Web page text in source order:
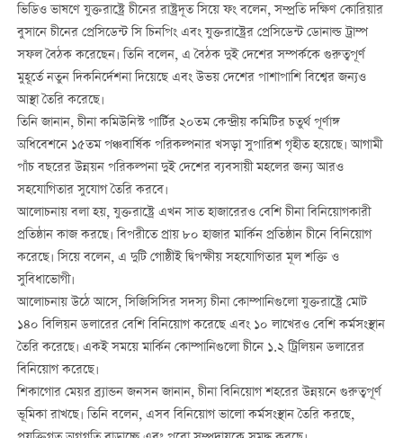
ভিডিও ভাষণে যুক্তরাষ্ট্রে চীনের রাষ্ট্রদূত সিয়ে ফং বলেন, সম্প্রতি দক্ষিণ কোরিয়ার
বুসানে চীনের প্রেসিডেন্ট সি চিনপিং এবং যুক্তরাষ্ট্রের প্রেসিডেন্ট ডোনাল্ড ট্রাম্প
সফল বৈঠক করেছেন। তিনি বলেন, এ বৈঠক দুই দেশের সম্পর্ককে গুরুত্বপূর্ণ
মুহূর্তে নতুন দিকনির্দেশনা দিয়েছে এবং উভয় দেশের পাশাপাশি বিশ্বের জন্যও
আস্থা তৈরি করেছে।
তিনি জানান, চীনা কমিউনিস্ট পার্টির ২০তম কেন্দ্রীয় কমিটির চতুর্থ পূর্ণাঙ্গ
অধিবেশনে ১৫তম পঞ্চবার্ষিক পরিকল্পনার খসড়া সুপারিশ গৃহীত হয়েছে। আগামী
পাঁচ বছরের উন্নয়ন পরিকল্পনা দুই দেশের ব্যবসায়ী মহলের জন্য আরও
সহযোগিতার সুযোগ তৈরি করবে।
আলোচনায় বলা হয়, যুক্তরাষ্ট্রে এখন সাত হাজারেরও বেশি চীনা বিনিয়োগকারী
প্রতিষ্ঠান কাজ করছে। বিপরীতে প্রায় ৮০ হাজার মার্কিন প্রতিষ্ঠান চীনে বিনিয়োগ
করেছে। সিয়ে বলেন, এ দুটি গোষ্ঠীই দ্বিপক্ষীয় সহযোগিতার মূল শক্তি ও
সুবিধাভোগী।
আলোচনায় উঠে আসে, সিজিসিসির সদস্য চীনা কোম্পানিগুলো যুক্তরাষ্ট্রে মোট
১৪০ বিলিয়ন ডলারের বেশি বিনিয়োগ করেছে এবং ১০ লাখেরও বেশি কর্মসংস্থান
তৈরি করেছে। একই সময়ে মার্কিন কোম্পানিগুলো চীনে ১.২ ট্রিলিয়ন ডলারের
বিনিয়োগ করেছে।
শিকাগোর মেয়র ব্র্যান্ডন জনসন জানান, চীনা বিনিয়োগ শহরের উন্নয়নে গুরুত্বপূর্ণ
ভূমিকা রাখছে। তিনি বলেন, এসব বিনিয়োগ ভালো কর্মসংস্থান তৈরি করছে,